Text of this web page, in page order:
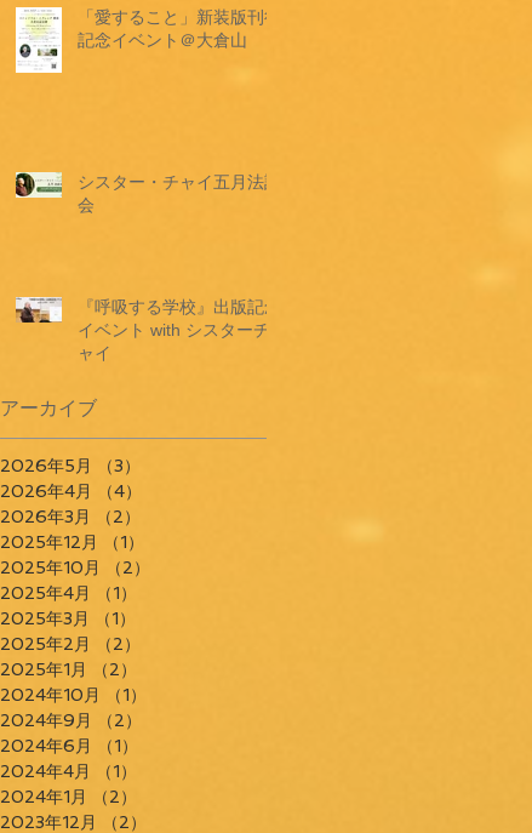
「愛すること」新装版刊行
記念イベント＠大倉山
シスター・チャイ五月法話
会
『呼吸する学校』出版記念
イベント with シスターチ
ャイ
アーカイブ
2026年5月 （3）
2026年4月
（4）
2026年3月
（2）
2025年12月
（1）
2025年10月
（2）
2025年4月
（1）
2025年3月
（1）
2025年2月
（2）
2025年1月
（2）
2024年10月
（1）
2024年9月
（2）
2024年6月
（1）
2024年4月
（1）
2024年1月
（2）
2023年12月
（2）